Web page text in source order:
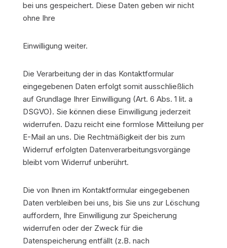
bei uns gespeichert. Diese Daten geben wir nicht
ohne Ihre
Einwilligung weiter.
Die Verarbeitung der in das Kontaktformular
eingegebenen Daten erfolgt somit ausschließlich
auf Grundlage Ihrer Einwilligung (Art. 6 Abs. 1 lit. a
DSGVO). Sie können diese Einwilligung jederzeit
widerrufen. Dazu reicht eine formlose Mitteilung per
E-Mail an uns. Die Rechtmäßigkeit der bis zum
Widerruf erfolgten Datenverarbeitungsvorgänge
bleibt vom Widerruf unberührt.
Die von Ihnen im Kontaktformular eingegebenen
Daten verbleiben bei uns, bis Sie uns zur Löschung
auffordern, Ihre Einwilligung zur Speicherung
widerrufen oder der Zweck für die
Datenspeicherung entfällt (z.B. nach